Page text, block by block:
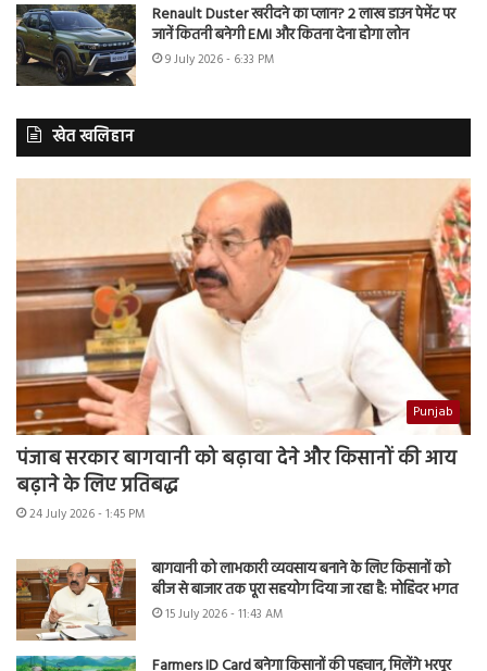
Renault Duster खरीदने का प्लान? 2 लाख डाउन पेमेंट पर
जानें कितनी बनेगी EMI और कितना देना होगा लोन
9 July 2026 - 6:33 PM
खेत खलिहान
Punjab
पंजाब सरकार बागवानी को बढ़ावा देने और किसानों की आय
बढ़ाने के लिए प्रतिबद्ध
24 July 2026 - 1:45 PM
बागवानी को लाभकारी व्यवसाय बनाने के लिए किसानों को
बीज से बाजार तक पूरा सहयोग दिया जा रहा है: मोहिंदर भगत
15 July 2026 - 11:43 AM
Farmers ID Card बनेगा किसानों की पहचान, मिलेंगे भरपूर